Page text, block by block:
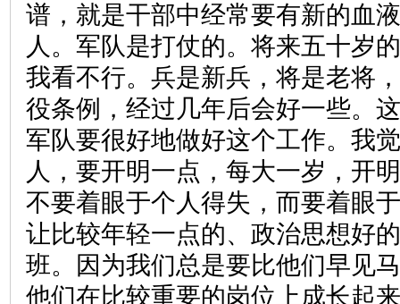
谱，就是干部中经常要有新的血
人。军队是打仗的。将来五十岁
我看不行。兵是新兵，将是老将
役条例，经过几年后会好一些。
军队要很好地做好这个工作。我
人，要开明一点，每大一岁，开
不要着眼于个人得失，而要着眼
让比较年轻一点的、政治思想好
班。因为我们总是要比他们早见
他们在比较重要的岗位上成长起